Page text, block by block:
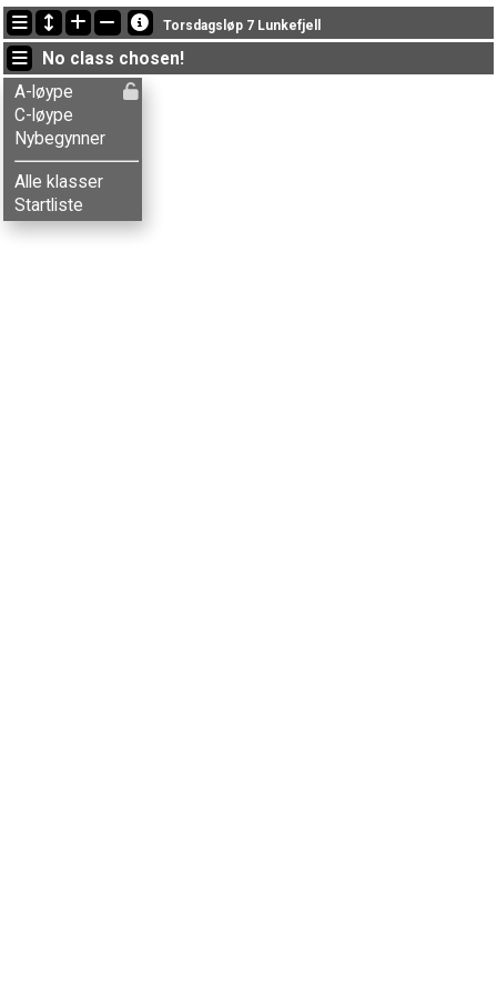
Latest updates
19:51:34: Andreas S. Magerøy (A-løype) got new status: dns
19:51:19: Jan O.B. Gjermundshaug (
19:50:55: Inger J.M. Vaadal (A-løype) got new status: disq
Torsdagsløp 7 Lunkefjell
No class chosen!
A-løype
C-løype
Nybegynner
Alle klasser
Startliste